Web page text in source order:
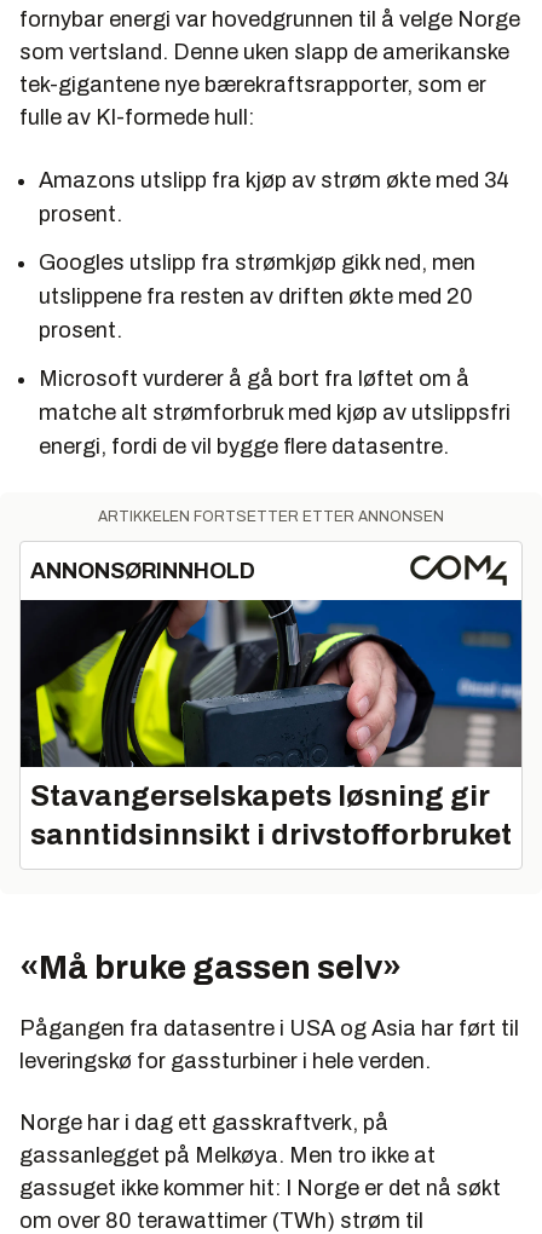
fornybar energi var hovedgrunnen til å velge Norge
som vertsland. Denne uken slapp de amerikanske
tek-gigantene nye bærekraftsrapporter, som er
fulle av KI-formede hull:
Amazons utslipp fra kjøp av strøm økte med 34
prosent.
Googles utslipp fra strømkjøp gikk ned, men
utslippene fra resten av driften økte med 20
prosent.
Microsoft vurderer å gå bort fra løftet om å
matche alt strømforbruk med kjøp av utslippsfri
energi, fordi de vil bygge flere datasentre.
ARTIKKELEN FORTSETTER ETTER ANNONSEN
ANNONSØRINNHOLD
Stavangerselskapets løsning gir
sanntidsinnsikt i drivstofforbruket
«Må bruke gassen selv»
Pågangen fra datasentre i USA og Asia har ført til
leveringskø for gassturbiner i hele verden.
Norge har i dag ett gasskraftverk, på
gassanlegget på Melkøya. Men tro ikke at
gassuget ikke kommer hit: I Norge er det nå søkt
om over 80 terawattimer (TWh) strøm til